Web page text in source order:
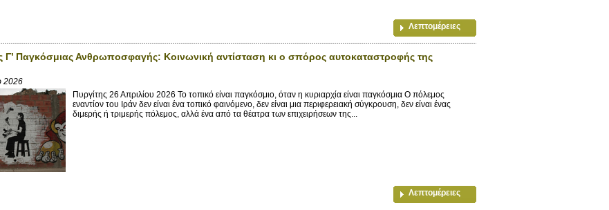
Λεπτομέρειες
Γ’ Παγκόσμιας Ανθρωποσφαγής: Κοινωνική αντίσταση κι ο σπόρος αυτοκαταστροφής της
2026
Πυργίτης 26 Απριλίου 2026 Το τοπικό είναι παγκόσμιο, όταν η κυριαρχία είναι παγκόσμια Ο πόλεμος
εναντίον του Ιράν δεν είναι ένα τοπικό φαινόμενο, δεν είναι μια περιφερειακή σύγκρουση, δεν είναι ένας
διμερής ή τριμερής πόλεμος, αλλά ένα από τα θέατρα των επιχειρήσεων της...
Λεπτομέρειες